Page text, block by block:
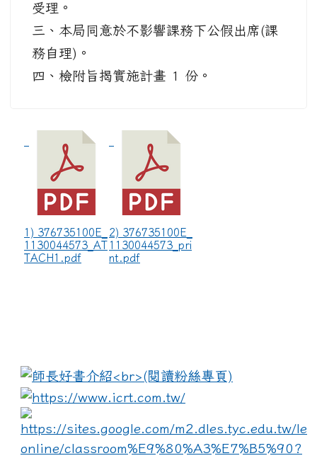
受理。
三、本局同意於不影響課務下公假出席(課
務自理)。
四、檢附旨揭實施計畫 1 份。
1) 376735100E_
1130044573_AT
TACH1.pdf
2) 376735100E_
1130044573_pri
nt.pdf
link to https://